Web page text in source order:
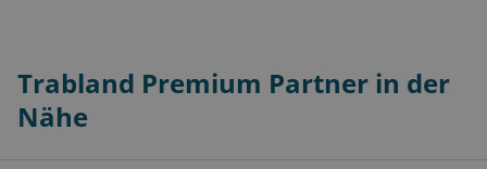
Trabland Premium Partner in der
Nähe